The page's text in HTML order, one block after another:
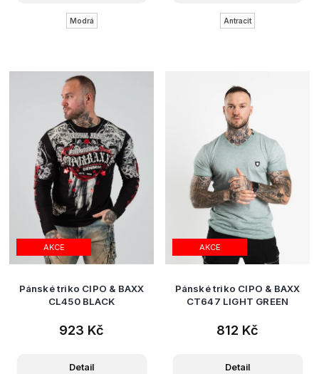
Modrá Antracit
AKCE
Pánské triko CIPO & BAXX
CL450 BLACK
923 Kč
Detail
AKCE
Pánské triko CIPO & BAXX
CT647 LIGHT GREEN
812 Kč
Detail